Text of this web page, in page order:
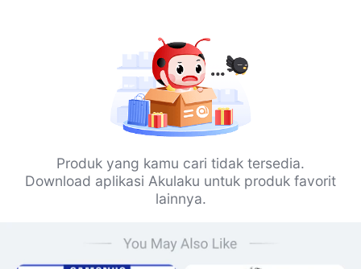
Produk yang kamu cari tidak tersedia.
Download aplikasi Akulaku untuk produk favorit
lainnya.